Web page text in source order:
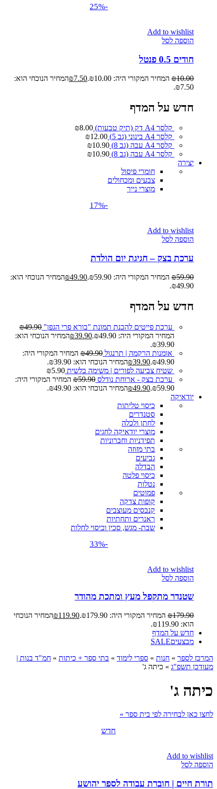
-25%
Add to wishlist
הוספה לסל
חודים 0.5 פנטל
₪10.00 המחיר המקורי היה: ₪10.00. ₪7.50
המחיר הנוכחי הוא:
₪7.50.
חדש על המדף
קלסר A4 דק (תיק טבעות) ₪8.00
קלסר A4 בינוני (גב 5)
₪12.00
קלסר A4 עבה (גב 8)
₪10.90
קלסר A4 עבה (גב 8)
₪10.90
יצירה
חומרי פיסול
צבעים ומכחולים
מוצרי נייר
-17%
Add to wishlist
הוספה לסל
ערכת בצק – חגיגת יום הולדת
₪59.90 המחיר המקורי היה: ₪59.90. ₪49.90
המחיר הנוכחי הוא:
₪49.90.
חדש על המדף
ערכת פייטים להכנת תמונת "בורא פרי הגפן" ₪49.90
המחיר המקורי היה: ₪49.90.
₪39.90
המחיר הנוכחי הוא:
₪39.90.
אומנות הרקמה | תרנגול
₪49.90
המחיר המקורי היה:
₪49.90.
₪39.90
המחיר הנוכחי הוא: ₪39.90.
שטיח צביעה לפורים | משימה בלשית
₪5.90
ערכת בצק - ארוחת נודלס
₪59.90
המחיר המקורי היה:
₪59.90.
₪49.90
המחיר הנוכחי הוא: ₪49.90.
יודאיקה
כיסוי טליתות
סטנדרים
לחתן ולכלה
מוצרי יודאיקה לחגים
תפידניות וחברוניות
בתי מזוזה
גביעים
הבדלה
כיסוי פלטה
נטלות
פמוטים
קופות צדקה
קנבסים מעוצבים
ראנרים ותחתיות
שבת- מגש, סכין וכיסוי לחלות
-33%
Add to wishlist
הוספה לסל
שטנדר מתקפל מעץ ומתכת מהודר
₪179.90 המחיר המקורי היה: ₪179.90. ₪119.90
המחיר הנוכחי
הוא: ₪119.90.
חדש על המדף
מבצעיםSALE
המרכז לספר » חנות » ספרי לימוד » בתי ספר + כיתות » חמ"ד בנות |
מעודכן תשפ"ג » כיתה ג'
כיתה ג'
לחצו כאן לבחירה לפי בית ספר »
חדש
Add to wishlist
הוספה לסל
תורת חיים | חוברת עבודה לספר יהושע